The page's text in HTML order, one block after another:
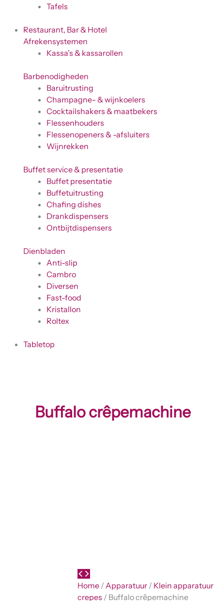
Tafels
Restaurant, Bar & Hotel
Afrekensystemen
Kassa's & kassarollen
Barbenodigheden
Baruitrusting
Champagne- & wijnkoelers
Cocktailshakers & maatbekers
Flessenhouders
Flessenopeners & -afsluiters
Wijnrekken
Buffet service & presentatie
Buffet presentatie
Buffetuitrusting
Chafing dishes
Drankdispensers
Ontbijtdispensers
Dienbladen
Anti-slip
Cambro
Diversen
Fast-food
Kristallon
Roltex
Tabletop
Buffalo crêpemachine
Home / Apparatuur / Klein apparatuur
crepes / Buffalo crêpemachine